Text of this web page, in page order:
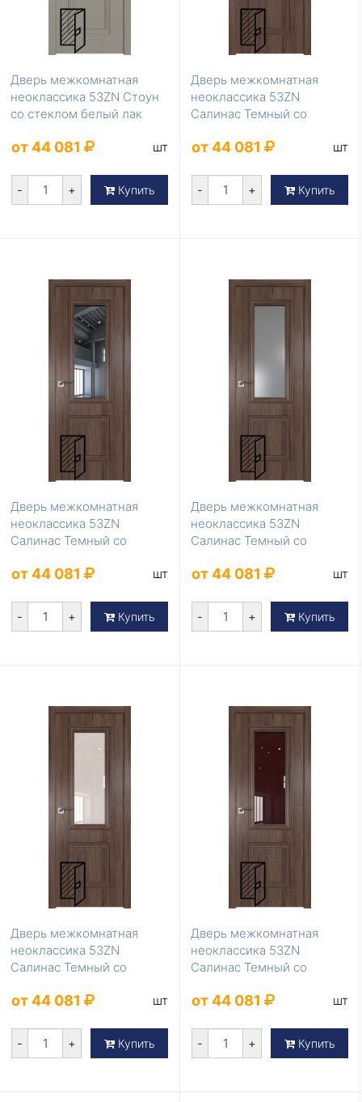
Дверь межкомнатная
неоклассика 53ZN Стоун
со стеклом белый лак
от 44 081 шт
- + Купить
Дверь межкомнатная
неоклассика 53ZN
Салинас Темный со
от 44 081 шт
- + Купить
Дверь межкомнатная
неоклассика 53ZN
Салинас Темный со
от 44 081 шт
- + Купить
Дверь межкомнатная
неоклассика 53ZN
Салинас Темный со
от 44 081 шт
- + Купить
Дверь межкомнатная
неоклассика 53ZN
Салинас Темный со
лак
от 44 081 шт
- + Купить
Дверь межкомнатная
неоклассика 53ZN
Салинас Темный со
от 44 081 шт
- + Купить